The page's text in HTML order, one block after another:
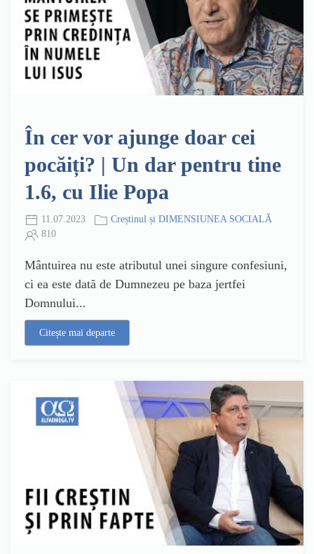
În cer vor ajunge doar cei
pocăiți? | Un dar pentru tine
1.6, cu Ilie Popa
11.07.2023
Creștinul și DIMENSIUNEA SOCIALĂ
810
Mântuirea nu este atributul unei singure confesiuni,
ci ea este dată de Dumnezeu pe baza jertfei
Domnului...
Citește mai departe